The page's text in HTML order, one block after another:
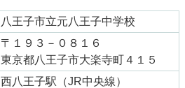
八王子市立元八王子中学校
〒１９３－０８１６
東京都八王子市大楽寺町４１５
西八王子駅（JR中央線）